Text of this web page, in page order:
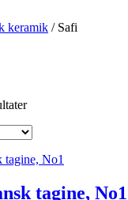
keramik / Safi
tagine, No1